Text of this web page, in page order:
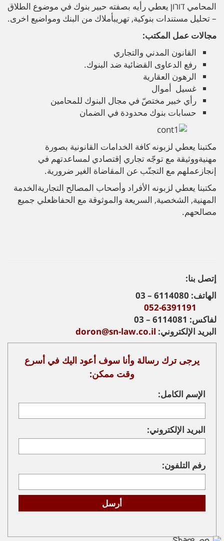
المحامي דורון يعطي رأيه بصفته حبير بنوك في موضوع الطلاق
– تحليل مستندات بنوكية, تهريبأملاك من البنك ومواضيع اخرى.
مجالات عمل المكتب:
القانون المدني والتجاري
رفع الدعاوى القضائية ضد البنوك.
الرهون العقارية
غسيل أموال
رأي خبير مختصّ في مجال البنوك للمحامين
حسابات بنوك محدودة في الضمان
مكتبنا يعطي لزبونه كافة الخدامات القانونية بصورة
مهنيةووثيقة مع توجّه تجاري إقتصادي لمساعدتهم في
إنجازعملهم مع التجنّب عن المقاضاة الغير ضرورية.
مكتبنا يعطي لزبونه الأفراد وأصحاب المصالح التجاريةالخدمة
المهنية, الشخصية, السريعة والموثوقة مع الحفاظعلي جميع
مصالحهم.
إتصل بنا:
الهاتف: 6114080 – 03
052-6391191
لفاكس: 6114081 – 03
البريد الإلكتروني: doron@sn-law.co.il
يرجى ترك رسالة وأنا سوف أعود اليك في أسرع
وقت ممكن:
الإسم الكامل:
البريد الإلكتروني:
رفم التلفون: